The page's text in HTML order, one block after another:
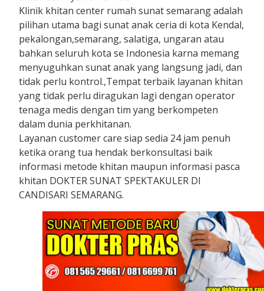
Klinik khitan center rumah sunat semarang adalah
pilihan utama bagi sunat anak ceria di kota Kendal,
pekalongan,semarang, salatiga, ungaran atau
bahkan seluruh kota se Indonesia karna memang
menyuguhkan sunat anak yang langsung jadi, dan
tidak perlu kontrol.,Tempat terbaik layanan khitan
yang tidak perlu diragukan lagi dengan operator
tenaga medis dengan tim yang berkompeten
dalam dunia perkhitanan.
Layanan customer care siap sedia 24 jam penuh
ketika orang tua hendak berkonsultasi baik
informasi metode khitan maupun informasi pasca
khitan DOKTER SUNAT SPEKTAKULER DI
CANDISARI SEMARANG.